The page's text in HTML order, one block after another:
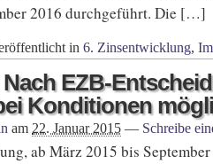
2016 durchgeführt. Die […]
in 6. Zinsentwicklung,
EZB-
Konditionen
am 22. Januar 2015 — Schreibe
ab März 2015 bis